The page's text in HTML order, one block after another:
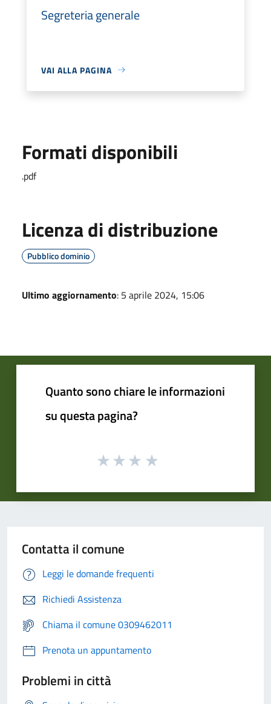
Segreteria generale
VAI ALLA PAGINA
Formati disponibili
.pdf
Licenza di distribuzione
Pubblico dominio
Ultimo aggiornamento: 5 aprile 2024, 15:06
Quanto sono chiare le informazioni
su questa pagina?
Contatta il comune
Leggi le domande frequenti
Richiedi Assistenza
Chiama il comune 0309462011
Prenota un appuntamento
Problemi in città